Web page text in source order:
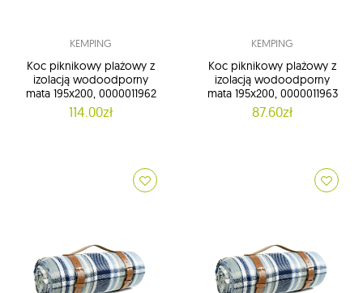
KEMPING
Koc piknikowy plażowy z
izolacją wodoodporny
mata 195x200, 0000011962
114.00zł
KEMPING
Koc piknikowy plażowy z
izolacją wodoodporny
mata 195x200, 0000011963
87.60zł